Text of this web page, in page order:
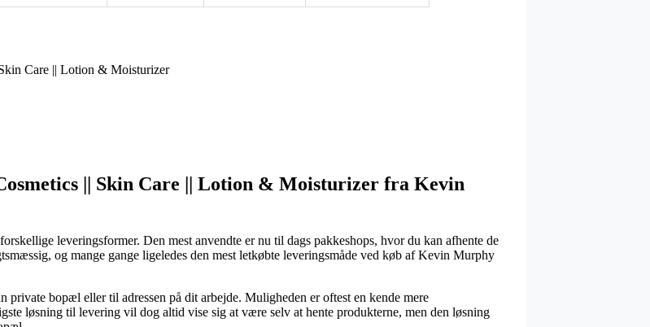
Care || Lotion & Moisturizer
|| Skin Care || Lotion & Moisturizer fra Kevin
leveringsformer. Den mest anvendte er nu til dags pakkeshops, hvor du kan afhente de
og mange gange ligeledes den mest letkøbte leveringsmåde ved køb af Kevin Murphy
bopæl eller til adressen på dit arbejde. Muligheden er oftest en kende mere
løsning til levering vil dog altid vise sig at være selv at hente produkterne, men den løsning